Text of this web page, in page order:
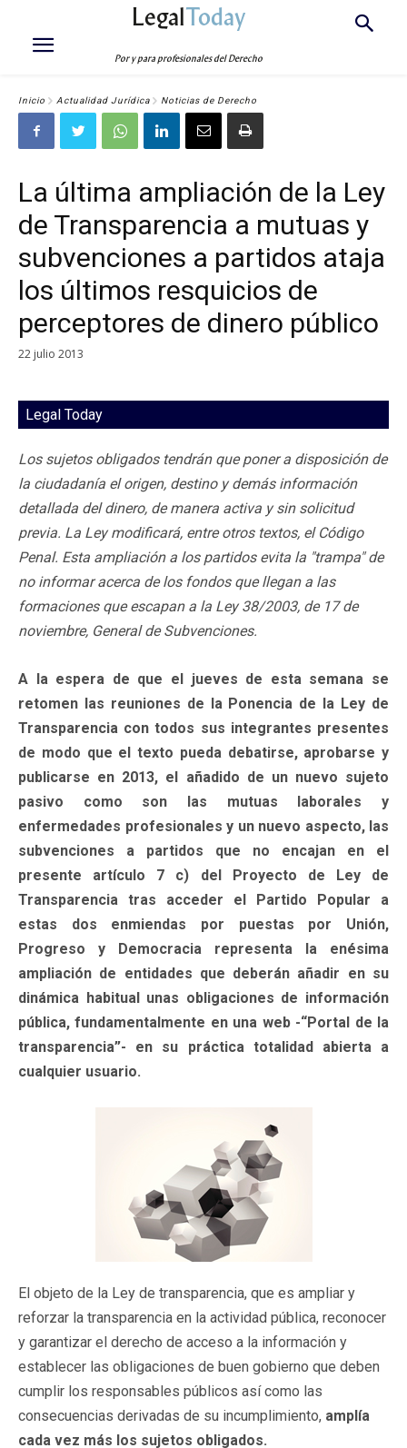
LegalToday
Por y para profesionales del Derecho
Inicio Actualidad Jurídica Noticias de Derecho
La última ampliación de la Ley
de Transparencia a mutuas y
subvenciones a partidos ataja
los últimos resquicios de
perceptores de dinero público
22 julio 2013
Legal Today
Los sujetos obligados tendrán que poner a disposición de
la ciudadanía el origen, destino y demás información
detallada del dinero, de manera activa y sin solicitud
previa. La Ley modificará, entre otros textos, el Código
Penal. Esta ampliación a los partidos evita la "trampa" de
no informar acerca de los fondos que llegan a las
formaciones que escapan a la Ley 38/2003, de 17 de
noviembre, General de Subvenciones.
A la espera de que el jueves de esta semana se
retomen las reuniones de la Ponencia de la Ley de
Transparencia con todos sus integrantes presentes
de modo que el texto pueda debatirse, aprobarse y
publicarse en 2013, el añadido de un nuevo sujeto
pasivo como son las mutuas laborales y
enfermedades profesionales y un nuevo aspecto, las
subvenciones a partidos que no encajan en el
presente artículo 7 c) del Proyecto de Ley de
Transparencia tras acceder el Partido Popular a
estas dos enmiendas por puestas por Unión,
Progreso y Democracia representa la enésima
ampliación de entidades que deberán añadir en su
dinámica habitual unas obligaciones de información
pública, fundamentalmente en una web -“Portal de la
transparencia”- en su práctica totalidad abierta a
cualquier usuario.
El objeto de la Ley de transparencia, que es ampliar y
reforzar la transparencia en la actividad pública, reconocer
y garantizar el derecho de acceso a la información y
establecer las obligaciones de buen gobierno que deben
cumplir los responsables públicos así como las
consecuencias derivadas de su incumplimiento, amplía
cada vez más los sujetos obligados.